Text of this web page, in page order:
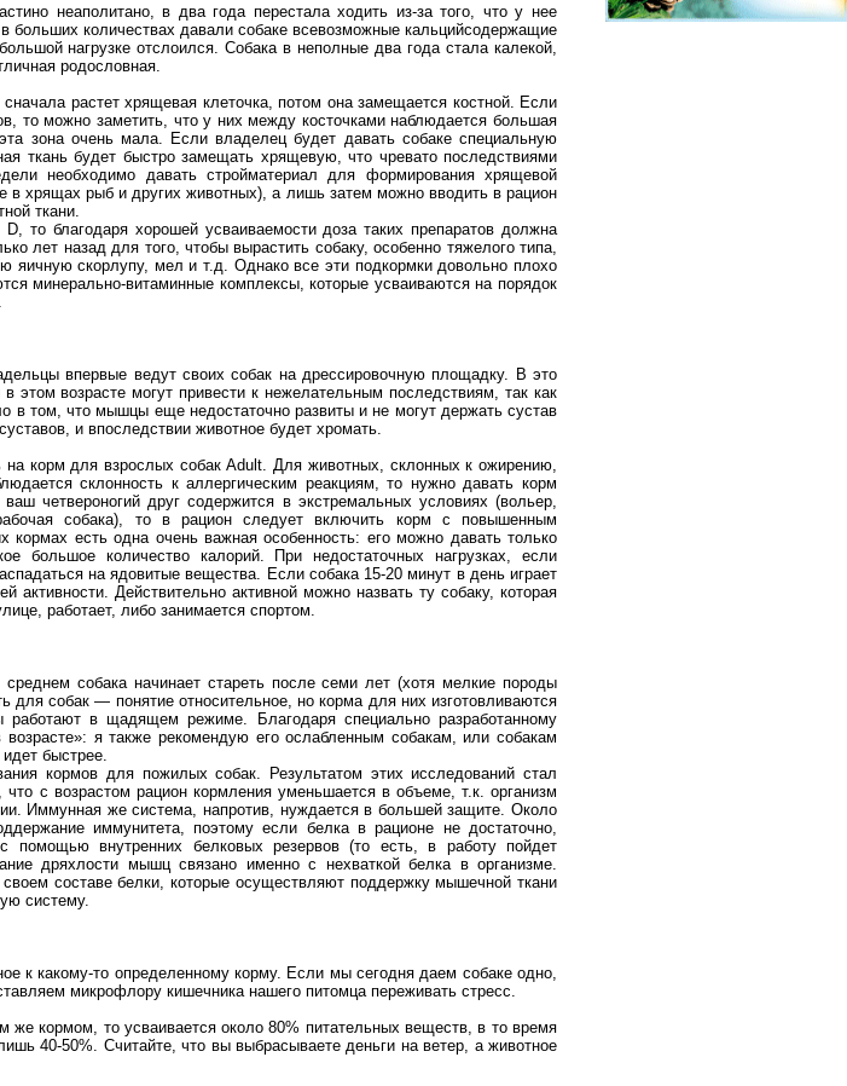
неаполитано, в два года перестала ходить из-за того, что у нее
больших количествах давали собаке всевозможные кальцийсодержащие
нагрузке отслоился. Собака в неполные два года стала калекой,
родословная.
растет хрящевая клеточка, потом она замещается костной. Если
то можно заметить, что у них между косточками наблюдается большая
зона очень мала. Если владелец будет давать собаке специальную
ткань будет быстро замещать хрящевую, что чревато последствиями
необходимо давать стройматериал для формирования хрящевой
в хрящах рыб и других животных), а лишь затем можно вводить в рацион
ткани.
то благодаря хорошей усваиваемости доза таких препаратов должна
лет назад для того, чтобы вырастить собаку, особенно тяжелого типа,
яичную скорлупу, мел и т.д. Однако все эти подкормки довольно плохо
минерально-витаминные комплексы, которые усваиваются на порядок
впервые ведут своих собак на дрессировочную площадку. В это
этом возрасте могут привести к нежелательным последствиям, так как
в том, что мышцы еще недостаточно развиты и не могут держать сустав
и впоследствии животное будет хромать.
на корм для взрослых собак Adult. Для животных, склонных к ожирению,
склонность к аллергическим реакциям, то нужно давать корм
четвероногий друг содержится в экстремальных условиях (вольер,
собака), то в рацион следует включить корм с повышенным
есть одна очень важная особенность: его можно давать только
большое количество калорий. При недостаточных нагрузках, если
на ядовитые вещества. Если собака 15-20 минут в день играет
Действительно активной можно назвать ту собаку, которая
работает, либо занимается спортом.
собака начинает стареть после семи лет (хотя мелкие породы
для собак — понятие относительное, но корма для них изготовливаются
работают в щадящем режиме. Благодаря специально разработанному
я также рекомендую его ослабленным собакам, или собакам
быстрее.
кормов для пожилых собак. Результатом этих исследований стал
с возрастом рацион кормления уменьшается в объеме, т.к. организм
Иммунная же система, напротив, нуждается в большей защите. Около
иммунитета, поэтому если белка в рационе не достаточно,
помощью внутренних белковых резервов (то есть, в работу пойдет
дряхлости мышц связано именно с нехваткой белка в организме.
составе белки, которые осуществляют поддержку мышечной ткани
систему.
к какому-то определенному корму. Если мы сегодня даем собаке одно,
микрофлору кишечника нашего питомца переживать стресс.
кормом, то усваивается около 80% питательных веществ, в то время
40-50%. Считайте, что вы выбрасываете деньги на ветер, а животное